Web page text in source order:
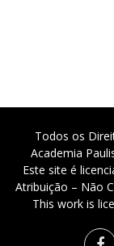
Todos os
Academia
Este site é
Atribuição – Não
This work is